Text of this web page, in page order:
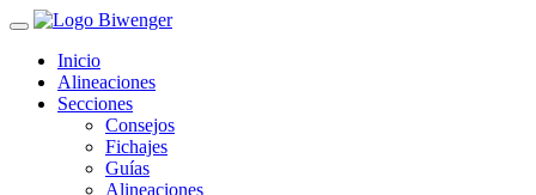
Inicio
Alineaciones
Secciones
Consejos
Fichajes
Guías
Alineaciones